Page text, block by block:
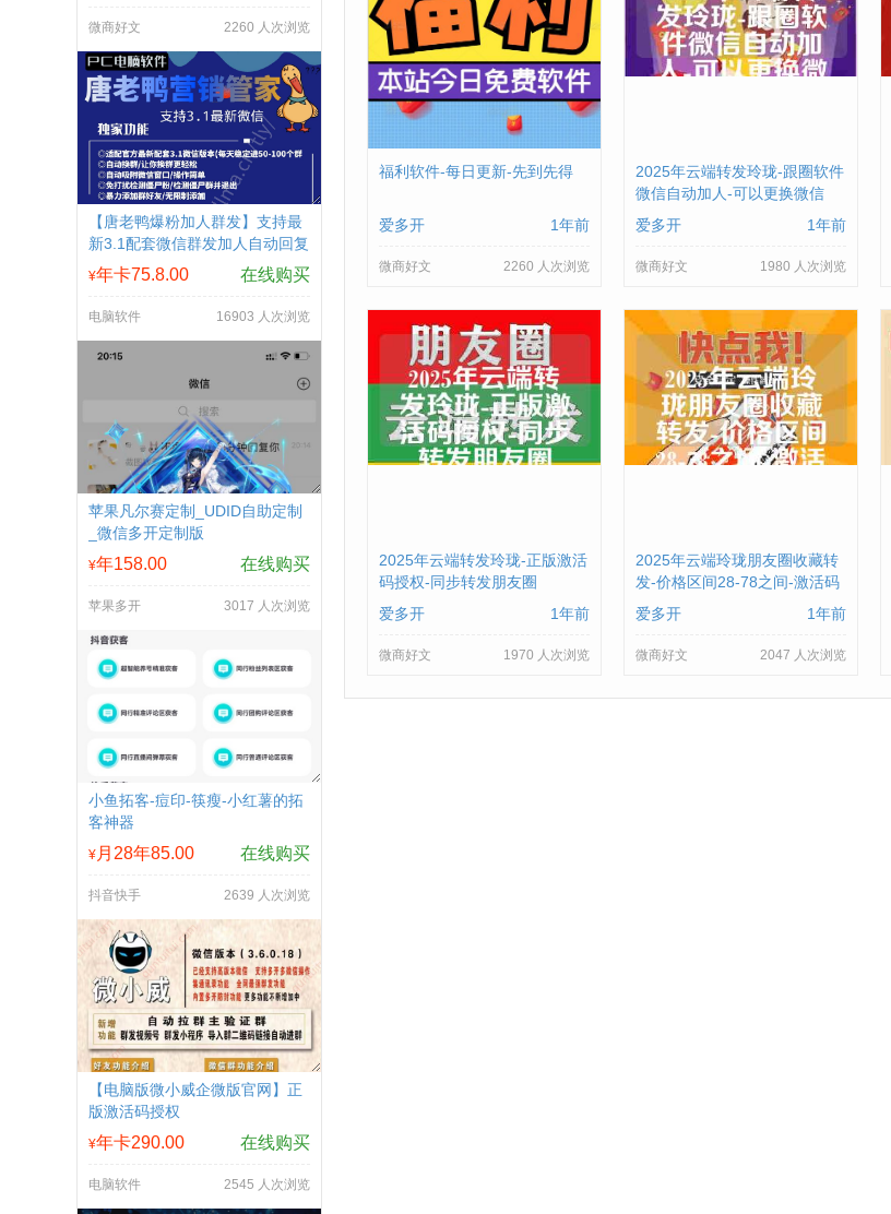
微商好文 2260 人次浏览
【唐老鸭爆粉加人群发】支持最
新3.1配套微信群发加人自动回复
拉群换群
¥年卡75.8.00 在线购买
电脑软件 16903 人次浏览
苹果凡尔赛定制_UDID自助定制
_微信多开定制版
¥年158.00 在线购买
苹果多开 3017 人次浏览
小鱼拓客-痘印-筷瘦-小红薯的拓
客神器
¥月28年85.00 在线购买
抖音快手 2639 人次浏览
【电脑版微小威企微版官网】正
版激活码授权
¥年卡290.00 在线购买
电脑软件 2545 人次浏览
福利软件-每日更新-先到先得
爱多开 1年前
微商好文 2260 人次浏览
2025年云端转发玲珑-跟圈软件
微信自动加人-可以更换微信
爱多开
1年前
微商好文 1980 人次浏览
2025年云端转发玲珑-正版激活
码授权-同步转发朋友圈
爱多开
1年前
微商好文 1970 人次浏览
2025年云端玲珑朋友圈收藏转
发-价格区间28-78之间-激活码
购买
爱多开 1年前
微商好文 2047 人次浏览